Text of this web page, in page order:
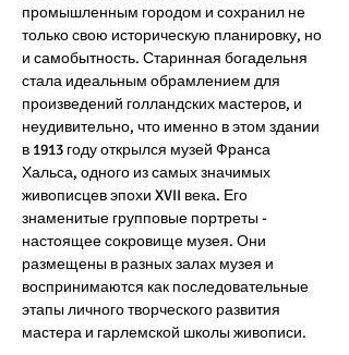
промышленным городом и сохранил не
только свою историческую планировку, но
и самобытность. Старинная богадельня
стала идеальным обрамлением для
произведений голландских мастеров, и
неудивительно, что именно в этом здании
в 1913 году открылся музей Франса
Хальса, одного из самых значимых
живописцев эпохи XVII века. Его
знаменитые групповые портреты -
настоящее сокровище музея. Они
размещены в разных залах музея и
воспринимаются как последовательные
этапы личного творческого развития
мастера и гарлемской школы живописи.